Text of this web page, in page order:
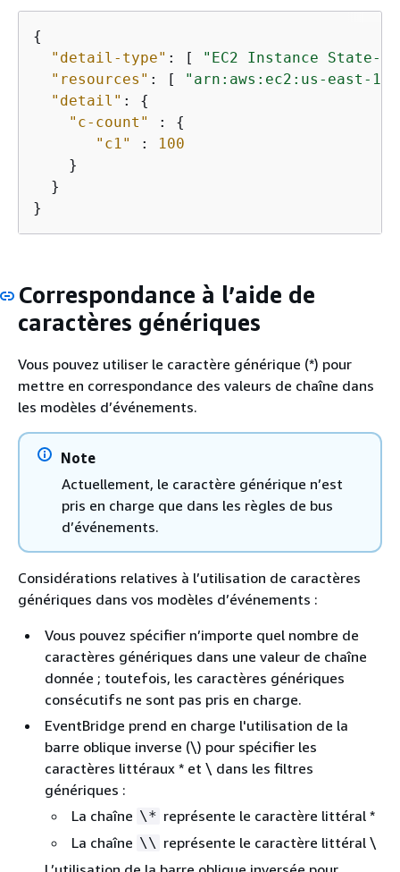
{
"detail-type" : [
"EC2 Instance State-
"resources" : [
"arn:aws:ec2:us-east-
"detail" : {
"c-count"
: {
"c1"
:
100
    }
  }
}
Correspondance à l’aide de
caractères génériques
Vous pouvez utiliser le caractère générique (*) pour
mettre en correspondance des valeurs de chaîne dans
les modèles d’événements.
Note
Actuellement, le caractère générique n’est
pris en charge que dans les règles de bus
d’événements.
Considérations relatives à l’utilisation de caractères
génériques dans vos modèles d’événements :
Vous pouvez spécifier n’importe quel nombre de
caractères génériques dans une valeur de chaîne
donnée ; toutefois, les caractères génériques
consécutifs ne sont pas pris en charge.
EventBridge prend en charge l'utilisation de la
barre oblique inverse (\) pour spécifier les
caractères littéraux * et \ dans les filtres
génériques :
La chaîne \* représente le caractère littéral *
La chaîne \\ représente le caractère littéral \